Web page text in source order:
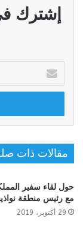
إشترك
بريدك
الإلكتروني
مقالات ذات
حول لقاء سفير
مع رئيس منطقة
29 أكتوبر، 2019